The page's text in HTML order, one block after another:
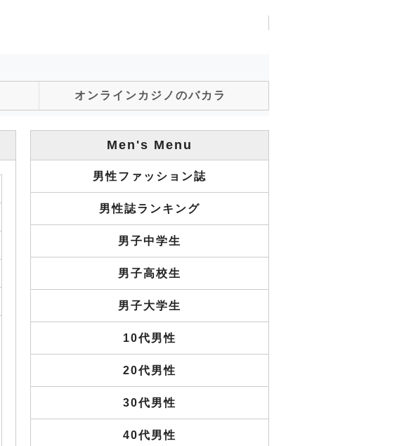
オンラインカジノのバカラ
Men's Menu
男性ファッション誌
男性誌ランキング
男子中学生
男子高校生
男子大学生
10代男性
20代男性
30代男性
40代男性